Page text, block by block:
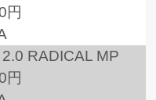
円
RADICAL MP
円